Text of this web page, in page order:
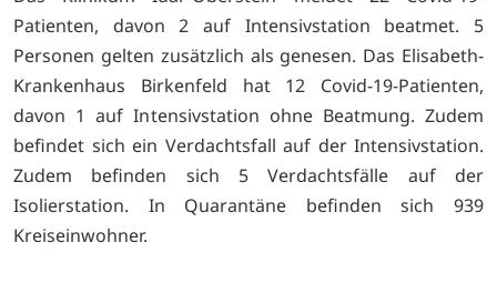
Patienten, davon 2 auf Intensivstation beatmet. 5
Personen gelten zusätzlich als genesen. Das Elisabeth-
Krankenhaus Birkenfeld hat 12 Covid-19-Patienten,
davon 1 auf Intensivstation ohne Beatmung. Zudem
befindet sich ein Verdachtsfall auf der Intensivstation.
Zudem befinden sich 5 Verdachtsfälle auf der
Isolierstation. In Quarantäne befinden sich 939
Kreiseinwohner.